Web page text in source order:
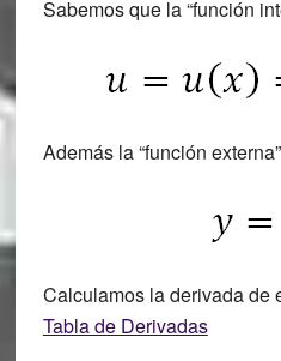
Sabemos que la “función
Además la “función
Calculamos la derivada de
Tabla de Derivadas